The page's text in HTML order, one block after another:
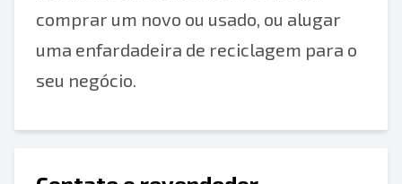
comprar um novo ou usado, ou alugar
uma enfardadeira de reciclagem para o
seu negócio.